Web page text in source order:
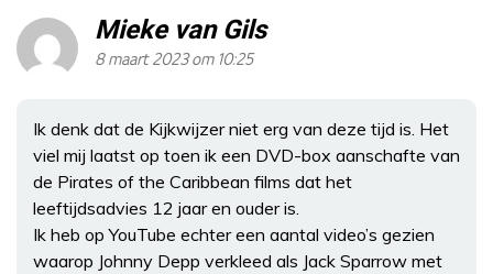
Mieke van Gils
8 maart 2023 om 10:25
Ik denk dat de Kijkwijzer niet erg van deze tijd is. Het
viel mij laatst op toen ik een DVD-box aanschafte van
de Pirates of the Caribbean films dat het
leeftijdsadvies 12 jaar en ouder is.
Ik heb op YouTube echter een aantal video’s gezien
waarop Johnny Depp verkleed als Jack Sparrow met